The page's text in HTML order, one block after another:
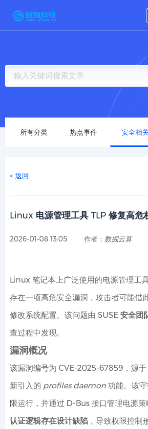
所有分类 热点事件 安全相
< 返回
Linux 电源管理工具 TLP 修复高危
2026-01-08 13:05 作者： 数掘云算
Linux 笔记本上广泛使用的电源管理工
存在一项高危安全漏洞，攻击者可能借
修改系统配置。该问题由 SUSE 安全团
查过程中发现。
漏洞概况
该漏洞编号为 CVE-2025-67859 ，源
新引入的 profiles daemon 功能。该
限运行，并通过 D-Bus 接口管理电源
认证逻辑存在设计缺陷 ，导致权限控制